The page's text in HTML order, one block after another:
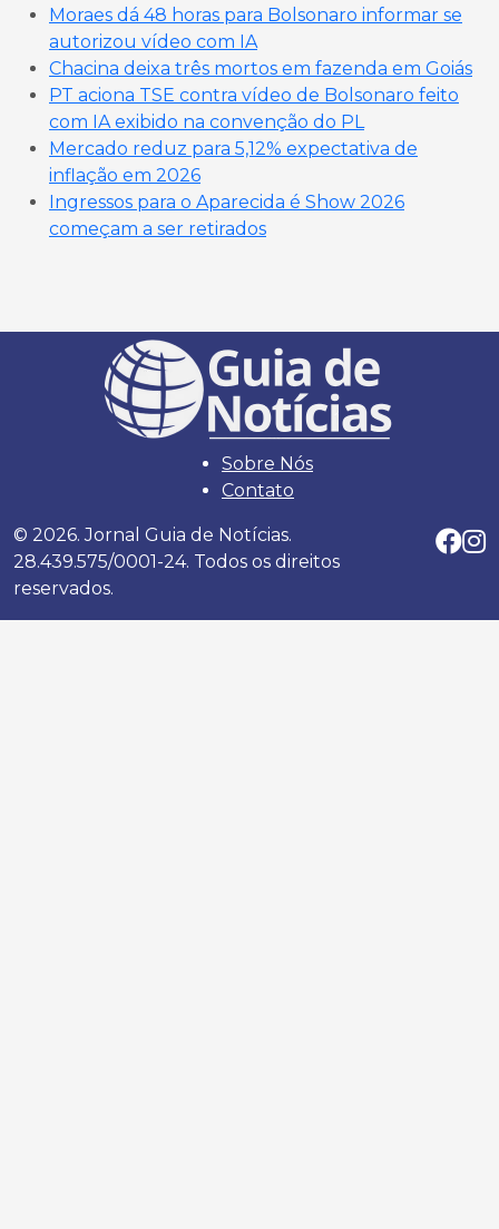
Moraes dá 48 horas para Bolsonaro informar se
autorizou vídeo com IA
Chacina deixa três mortos em fazenda em Goiás
PT aciona TSE contra vídeo de Bolsonaro feito
com IA exibido na convenção do PL
Mercado reduz para 5,12% expectativa de
inflação em 2026
Ingressos para o Aparecida é Show 2026
começam a ser retirados
Sobre Nós
Contato
© 2026. Jornal Guia de Notícias.
28.439.575/0001-24. Todos os direitos
reservados.